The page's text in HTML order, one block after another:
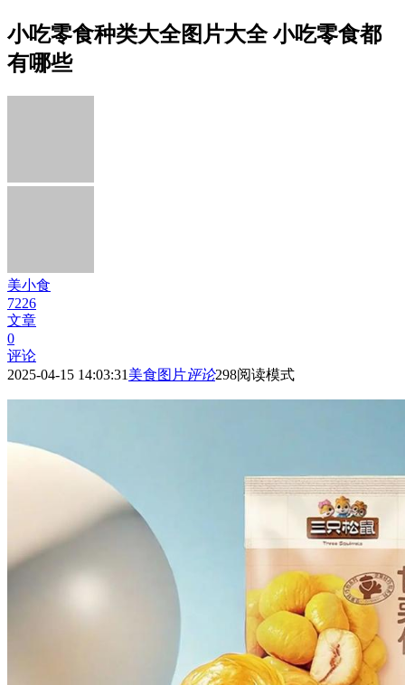
小吃零食种类大全图片大全 小吃零食都
有哪些
美小食
7226
文章
0
评论
2025-04-15 14:03:31 美食图片评论298阅读模式